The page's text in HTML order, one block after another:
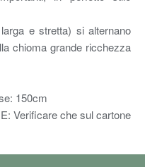
e stretta) si alternano
chioma grande ricchezza
150cm
Verificare che sul cartone